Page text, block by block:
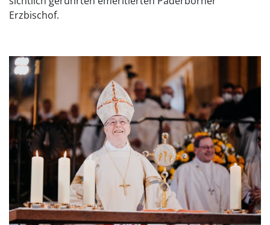
Erzbischof.